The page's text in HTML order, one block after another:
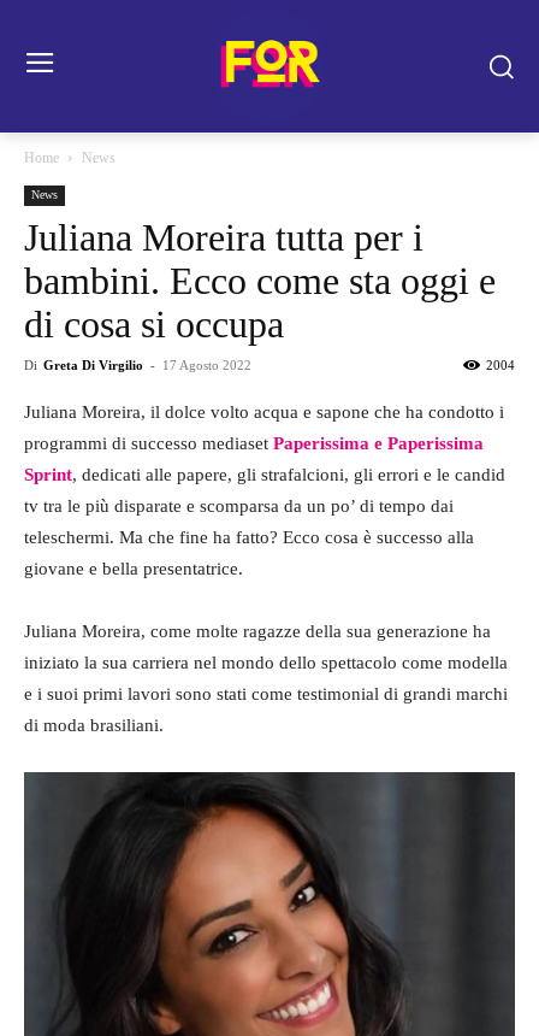
Home News
News
Juliana Moreira tutta per i
bambini. Ecco come sta oggi e
di cosa si occupa
Di Greta Di Virgilio - 17 Agosto 2022 2004
Juliana Moreira, il dolce volto acqua e sapone che ha condotto i
programmi di successo mediaset Paperissima e Paperissima
Sprint, dedicati alle papere, gli strafalcioni, gli errori e le candid
tv tra le più disparate e scomparsa da un po’ di tempo dai
teleschermi. Ma che fine ha fatto? Ecco cosa è successo alla
giovane e bella presentatrice.
Juliana Moreira, come molte ragazze della sua generazione ha
iniziato la sua carriera nel mondo dello spettacolo come modella
e i suoi primi lavori sono stati come testimonial di grandi marchi
di moda brasiliani.